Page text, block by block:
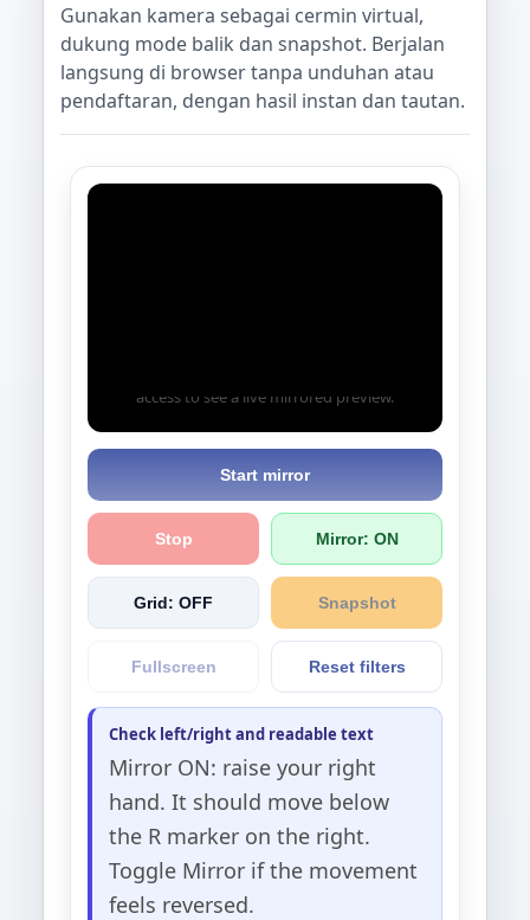
Gunakan kamera sebagai cermin virtual,
dukung mode balik dan snapshot. Berjalan
langsung di browser tanpa unduhan atau
pendaftaran, dengan hasil instan dan tautan.
access to see a live mirrored preview.
Start mirror
Stop Mirror: ON
Grid: OFF Snapshot
Fullscreen Reset filters
Check left/right and readable text
Mirror ON: raise your right
hand. It should move below
the R marker on the right.
Toggle Mirror if the movement
feels reversed.